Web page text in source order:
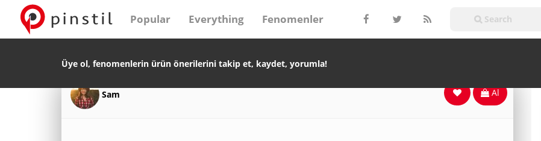
Popular Everything Fenomenler
Üye ol, fenomenlerin ürün önerilerini takip et, kaydet, yorumla!
Sam Al